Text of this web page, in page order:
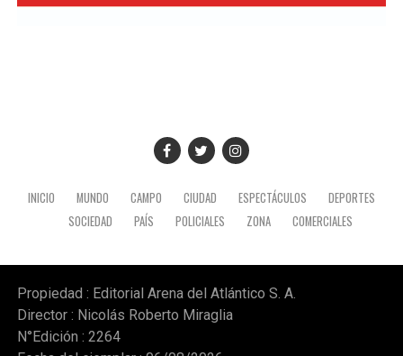
INICIO MUNDO CAMPO CIUDAD ESPECTÁCULOS
DEPORTES
SOCIEDAD
PAÍS POLICIALES ZONA COMERCIALES
Propiedad : Editorial Arena del Atlántico S. A.
Director : Nicolás Roberto Miraglia
N°Edición : 2264